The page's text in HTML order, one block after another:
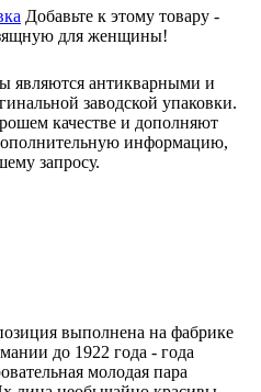
Добавьте к этому товару -
для женщины!
являются антикварными и
заводской упаковки.
качестве и дополняют
информацию,
запросу.
выполнена на фабрике
до 1922 года - года
молодая пара